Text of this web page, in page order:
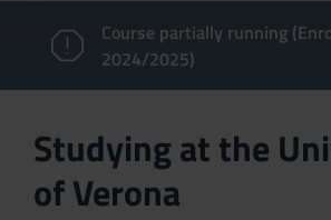
Course partially running
2024/2025)
Studying at the
of Verona